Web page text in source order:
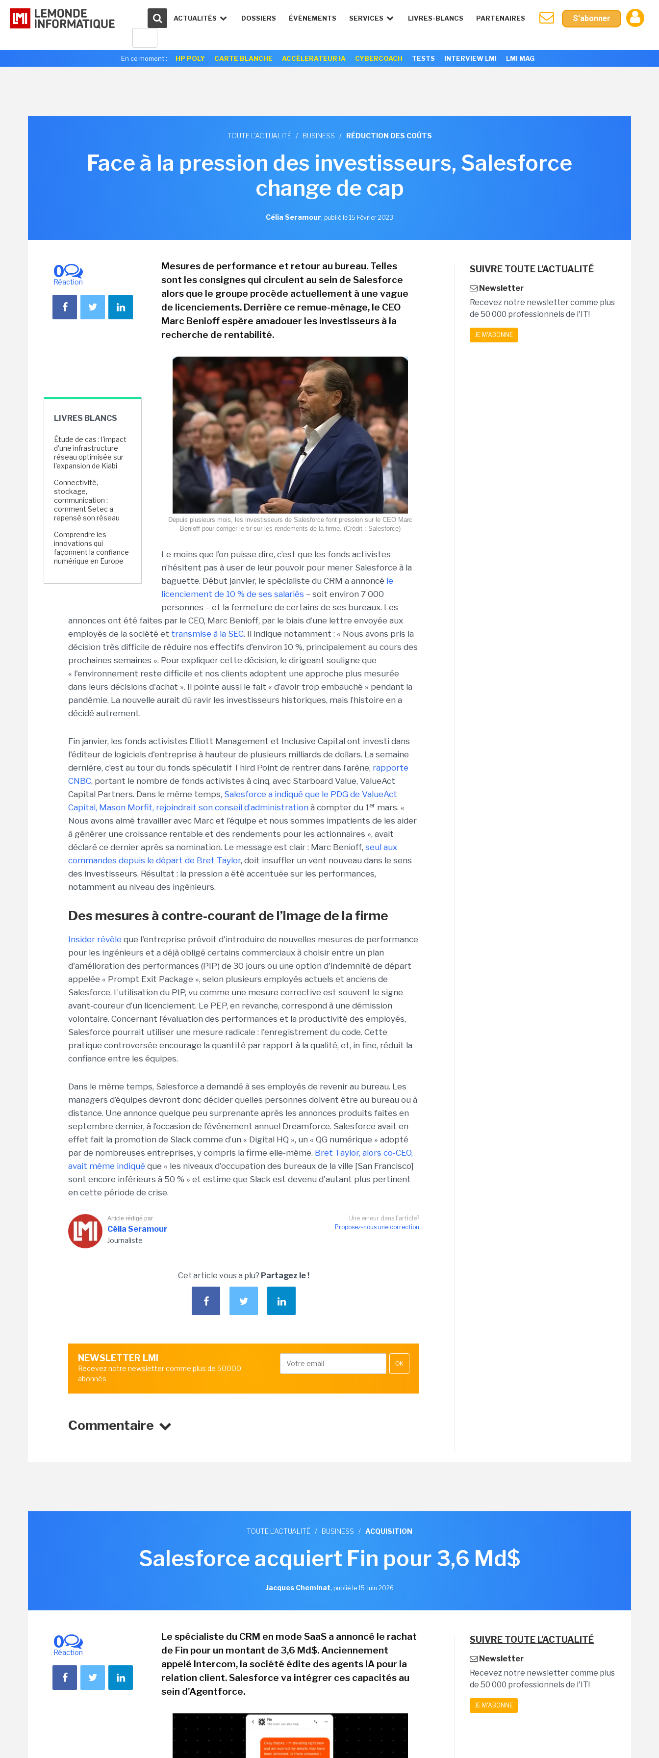
ACTUALITÉS DOSSIERS ÉVÉNEMENTS SERVICES LIVRES-BLANCS PARTENAIRES S'abonner
En ce moment : HP POLY CARTE BLANCHE ACCÉLERATEUR IA CYBERCOACH TESTS INTERVIEW LMI LMI MAG
TOUTE L'ACTUALITÉ / BUSINESS / RÉDUCTION DES COÛTS
Face à la pression des investisseurs, Salesforce
change de cap
Célia Seramour, publié le 15 Février 2023
0
Réaction
LIVRES BLANCS
Étude de cas : l'impact
d'une infrastructure
réseau optimisée sur
l'expansion de Kiabi
Connectivité,
stockage,
communication :
comment Setec a
repensé son réseau
Comprendre les
innovations qui
façonnent la confiance
numérique en Europe
Mesures de performance et retour au bureau. Telles
sont les consignes qui circulent au sein de Salesforce
alors que le groupe procède actuellement à une vague
de licenciements. Derrière ce remue-ménage, le CEO
Marc Benioff espère amadouer les investisseurs à la
recherche de rentabilité.
Depuis plusieurs mois, les investisseurs de Salesforce font pression sur le CEO Marc
Benioff pour corriger le tir sur les rendements de la firme. (Crédit : Salesforce)
Le moins que l’on puisse dire, c’est que les fonds activistes
n’hésitent pas à user de leur pouvoir pour mener Salesforce à la
baguette. Début janvier, le spécialiste du CRM a annoncé le
licenciement de 10 % de ses salariés – soit environ 7 000
personnes – et la fermeture de certains de ses bureaux. Les
annonces ont été faites par le CEO, Marc Benioff, par le biais d’une lettre envoyée aux
employés de la société et transmise à la SEC. Il indique notamment : « Nous avons pris la
décision très difficile de réduire nos effectifs d'environ 10 %, principalement au cours des
prochaines semaines ». Pour expliquer cette décision, le dirigeant souligne que
« l'environnement reste difficile et nos clients adoptent une approche plus mesurée
dans leurs décisions d'achat ». Il pointe aussi le fait « d’avoir trop embauché » pendant la
pandémie. La nouvelle aurait dû ravir les investisseurs historiques, mais l’histoire en a
décidé autrement.
Fin janvier, les fonds activistes Elliott Management et Inclusive Capital ont investi dans
l'éditeur de logiciels d'entreprise à hauteur de plusieurs milliards de dollars. La semaine
dernière, c’est au tour du fonds spéculatif Third Point de rentrer dans l’arène, rapporte
CNBC, portant le nombre de fonds activistes à cinq, avec Starboard Value, ValueAct
Capital Partners. Dans le même temps, Salesforce a indiqué que le PDG de ValueAct
Capital, Mason Morfit, rejoindrait son conseil d’administration à compter du 1er mars. «
Nous avons aimé travailler avec Marc et l’équipe et nous sommes impatients de les aider
à générer une croissance rentable et des rendements pour les actionnaires », avait
déclaré ce dernier après sa nomination. Le message est clair : Marc Benioff, seul aux
commandes depuis le départ de Bret Taylor, doit insuffler un vent nouveau dans le sens
des investisseurs. Résultat : la pression a été accentuée sur les performances,
notamment au niveau des ingénieurs.
Des mesures à contre-courant de l’image de la firme
Insider révèle que l'entreprise prévoit d'introduire de nouvelles mesures de performance
pour les ingénieurs et a déjà obligé certains commerciaux à choisir entre un plan
d'amélioration des performances (PIP) de 30 jours ou une option d'indemnité de départ
appelée « Prompt Exit Package », selon plusieurs employés actuels et anciens de
Salesforce. L’utilisation du PIP, vu comme une mesure corrective est souvent le signe
avant-coureur d’un licenciement. Le PEP, en revanche, correspond à une démission
volontaire. Concernant l’évaluation des performances et la productivité des employés,
Salesforce pourrait utiliser une mesure radicale : l'enregistrement du code. Cette
pratique controversée encourage la quantité par rapport à la qualité, et, in fine, réduit la
confiance entre les équipes.
Dans le même temps, Salesforce a demandé à ses employés de revenir au bureau. Les
managers d’équipes devront donc décider quelles personnes doivent être au bureau ou à
distance. Une annonce quelque peu surprenante après les annonces produits faites en
septembre dernier, à l’occasion de l’événement annuel Dreamforce. Salesforce avait en
effet fait la promotion de Slack comme d’un « Digital HQ », un « QG numérique » adopté
par de nombreuses entreprises, y compris la firme elle-même. Bret Taylor, alors co-CEO,
avait même indiqué que « les niveaux d'occupation des bureaux de la ville [San Francisco]
sont encore inférieurs à 50 % » et estime que Slack est devenu d'autant plus pertinent
en cette période de crise.
Une erreur dans l'article?
Proposez-nous une correction
Article rédigé par
Célia Seramour
Journaliste
Cet article vous a plu? Partagez le !
NEWSLETTER LMI
Recevez notre newsletter comme plus de 50000
abonnés
OK
Commentaire
SUIVRE TOUTE L'ACTUALITÉ
Newsletter
Recevez notre newsletter comme plus
de 50 000 professionnels de l'IT!
JE M'ABONNE
TOUTE L'ACTUALITÉ / BUSINESS / ACQUISITION
Salesforce acquiert Fin pour 3,6 Md$
Jacques Cheminat, publié le 15 Juin 2026
0
Réaction
Le spécialiste du CRM en mode SaaS a annoncé le rachat
de Fin pour un montant de 3,6 Md$. Anciennement
appelé Intercom, la société édite des agents IA pour la
relation client. Salesforce va intégrer ces capacités au
sein d'Agentforce.
SUIVRE TOUTE L'ACTUALITÉ
Newsletter
Recevez notre newsletter comme plus
de 50 000 professionnels de l'IT!
JE M'ABONNE